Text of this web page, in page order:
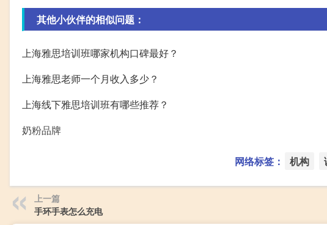
其他小伙伴的相似问题：
上海雅思培训班哪家机构口碑最好？
上海雅思老师一个月收入多少？
上海线下雅思培训班有哪些推荐？
奶粉品牌
网络标签： 机构
上一篇
手环手表怎么充电